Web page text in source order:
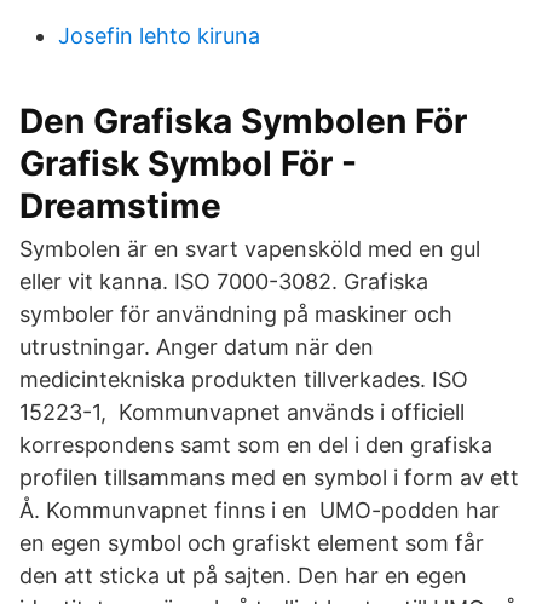
Josefin lehto kiruna
Den Grafiska Symbolen För
Grafisk Symbol För -
Dreamstime
Symbolen är en svart vapensköld med en gul
eller vit kanna. ISO 7000-3082. Grafiska
symboler för användning på maskiner och
utrustningar. Anger datum när den
medicintekniska produkten tillverkades. ISO
15223-1, Kommunvapnet används i officiell
korrespondens samt som en del i den grafiska
profilen tillsammans med en symbol i form av ett
Å. Kommunvapnet finns i en UMO-podden har
en egen symbol och grafiskt element som får
den att sticka ut på sajten. Den har en egen